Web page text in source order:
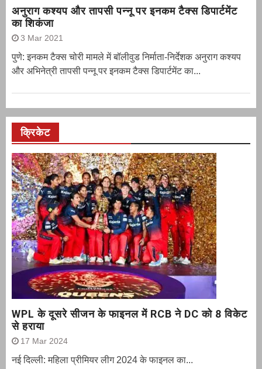
अनुराग कश्यप और तापसी पन्नू पर इनकम टैक्स डिपार्टमेंट
का शिकंजा
3 Mar 2021
पुणे: इनकम टैक्स चोरी मामले में बॉलीवुड निर्माता-निर्देशक अनुराग कश्यप
और अभिनेत्री तापसी पन्नू पर इनकम टैक्स डिपार्टमेंट का...
क्रिकेट
WPL के दूसरे सीजन के फाइनल में RCB ने DC को 8 विकेट
से हराया
17 Mar 2024
नई दिल्ली: महिला प्रीमियर लीग 2024 के फाइनल का...